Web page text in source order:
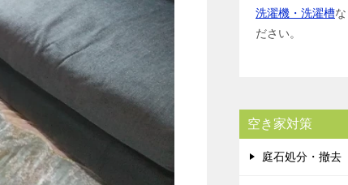
洗濯機・洗濯槽
ださい。
空き家対策
庭石処分・撤去